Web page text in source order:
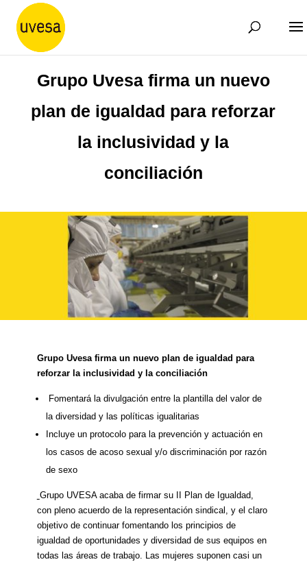
Grupo Uvesa firma un nuevo
plan de igualdad para reforzar
la inclusividad y la
conciliación
Grupo Uvesa firma un nuevo plan de igualdad para
reforzar la inclusividad y la conciliación
Fomentará la divulgación entre la plantilla del valor de
la diversidad y las políticas igualitarias
Incluye un protocolo para la prevención y actuación en
los casos de acoso sexual y/o discriminación por razón
de sexo
Grupo UVESA acaba de firmar su II Plan de Igualdad,
con pleno acuerdo de la representación sindical, y el claro
objetivo de continuar fomentando los principios de
igualdad de oportunidades y diversidad de sus equipos en
todas las áreas de trabajo. Las mujeres suponen casi un